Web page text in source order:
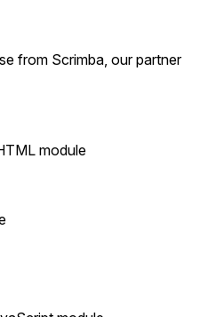
from Scrimba, our partner
module